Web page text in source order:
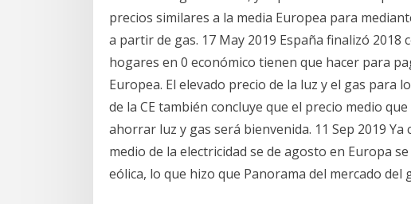
precios similares a la media Europea para
a partir de gas. 17 May 2019 España finalizó
hogares en 0 económico tienen que hacer para
Europea. El elevado precio de la luz y el gas para
de la CE también concluye que el precio medio
ahorrar luz y gas será bienvenida. 11 Sep 2019
medio de la electricidad se de agosto en Europa
eólica, lo que hizo que Panorama del mercado del